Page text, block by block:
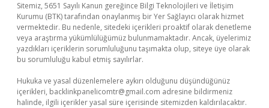
Sitemiz, 5651 Sayılı Kanun gereğince Bilgi Teknolojileri ve İletişim
Kurumu (BTK) tarafından onaylanmış bir Yer Sağlayıcı olarak hizmet
vermektedir. Bu nedenle, sitedeki içerikleri proaktif olarak denetleme
veya araştırma yükümlülüğümüz bulunmamaktadır. Ancak, üyelerimiz
yazdıkları içeriklerin sorumluluğunu taşımakta olup, siteye üye olarak
bu sorumluluğu kabul etmiş sayılırlar.
Hukuka ve yasal düzenlemelere aykırı olduğunu düşündüğünüz
içerikleri, backlinkpanelicomtr@gmail.com adresine bildirmeniz
halinde, ilgili içerikler yasal süre içerisinde sitemizden kaldırılacaktır.